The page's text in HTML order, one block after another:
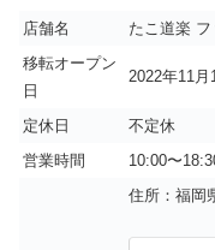
店舗名
たこ道楽
移転オープン
日
2022年11月
定休日
不定休
営業時間
10:00〜
住所：福岡